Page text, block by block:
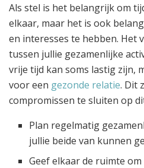
Als stel is het belangrijk om
elkaar, maar het is ook
en interesses te hebben. Het
tussen jullie gezamenlijke
vrije tijd kan soms lastig zijn,
voor een gezonde relatie. Dit
compromissen te sluiten op
Plan regelmatig
jullie beide van kunnen
Geef elkaar de ruimte